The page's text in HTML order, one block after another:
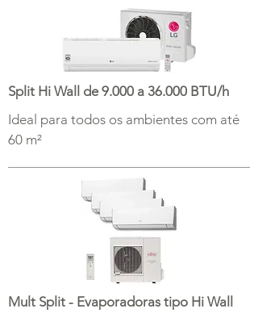
Split Hi Wall de 9.000 a 36.000 BTU/h
Ideal para todos os ambientes com até
60 m²
Mult Split - Evaporadoras tipo Hi Wall